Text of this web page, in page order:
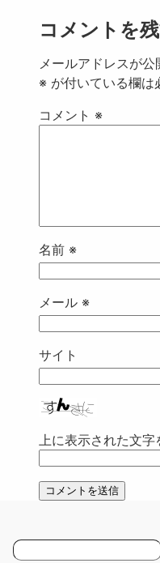
コメントを
メールアドレスが公
※ が付いている欄は
コメント ※
名前 ※
メール ※
サイト
上に表示された文字
検
索